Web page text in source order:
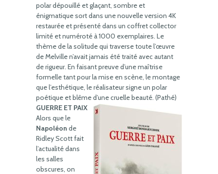
polar dépouillé et glaçant, sombre et
énigmatique sort dans une nouvelle version 4K
restaurée et présenté dans un coffret collector
limité et numéroté à 1000 exemplaires. Le
thème de la solitude qui traverse toute l’œuvre
de Melville n’avait jamais été traité avec autant
de rigueur. En faisant preuve d’une maîtrise
formelle tant pour la mise en scène, le montage
que l’esthétique, le réalisateur signe un polar
poétique et blême d’une cruelle beauté. (Pathé)
GUERRE ET PAIX
Alors que le
Napoléon de
Ridley Scott fait
l’actualité dans
les salles
obscures, on